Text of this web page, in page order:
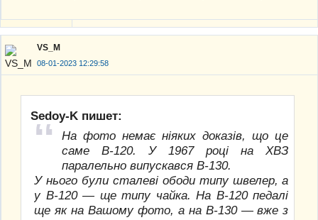
VS_M
08-01-2023 12:29:58
Sedoy-K пишет:
На фото немає ніяких доказів, що це
саме В-120. У 1967 році на ХВЗ
паралельно випускався В-130.
У нього були сталеві ободи типу швелер, а
у В-120 — ще типу чайка. На В-120 педалі
ще як на Вашому фото, а на В-130 — вже з